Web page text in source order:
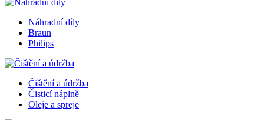
Náhradní díly
Braun
Philips
Čištění a údržba
Čisticí náplně
Oleje a spreje